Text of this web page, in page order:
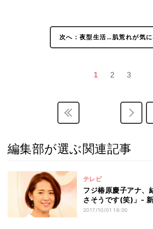
次へ：夜型生活…肌荒れが気に
1 2 3
編集部が選ぶ関連記事
テレビ
フジ椿原慶子アナ、
さそうです(笑)」-
2017/10/01 16:00